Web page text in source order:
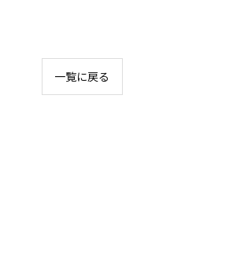
一覧に戻る